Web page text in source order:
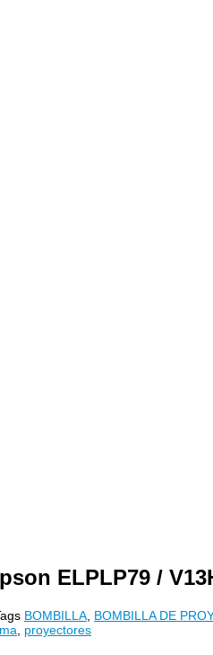
ELPLP79 /
BOMBILLA BOMBILLA DE
proyectores